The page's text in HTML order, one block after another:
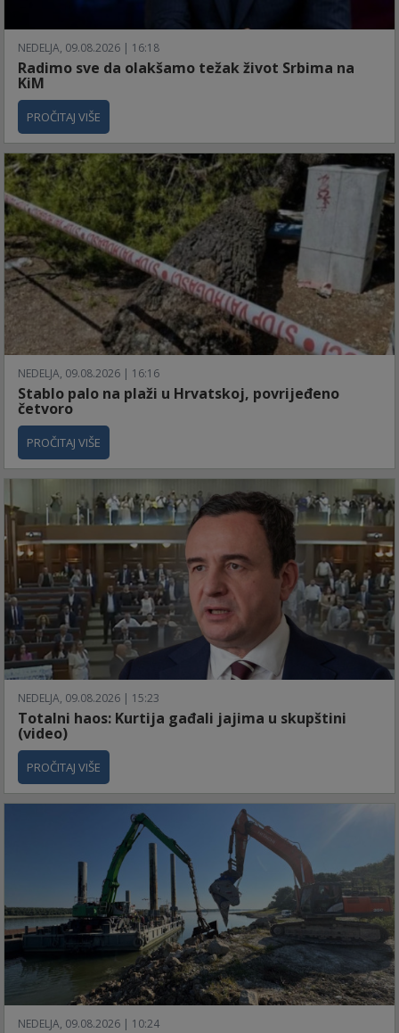
NEDELJA, 09.08.2026 | 16:18
Radimo sve da olakšamo težak život Srbima na
KiM
PROČITAJ VIŠE
NEDELJA, 09.08.2026 | 16:16
Stablo palo na plaži u Hrvatskoj, povrijeđeno
četvoro
PROČITAJ VIŠE
NEDELJA, 09.08.2026 | 15:23
Totalni haos: Kurtija gađali jajima u skupštini
(video)
PROČITAJ VIŠE
NEDELJA, 09.08.2026 | 10:24